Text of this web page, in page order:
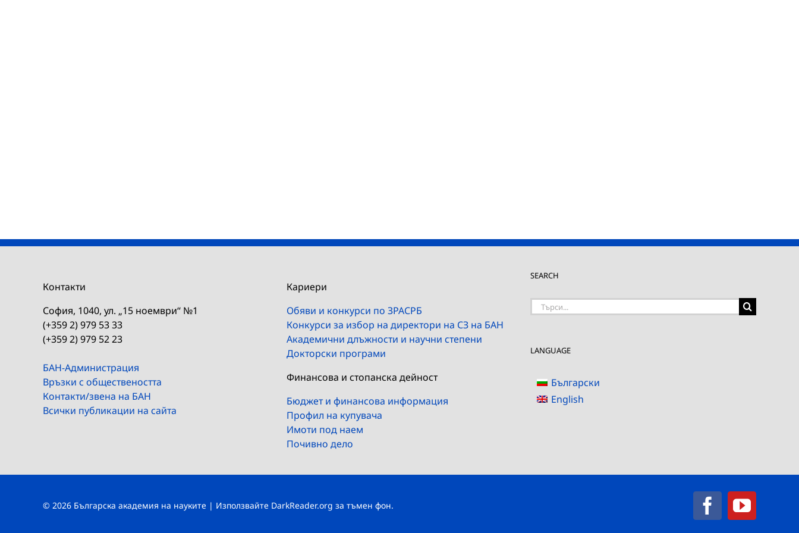
Контакти
София, 1040, ул. „15 ноември“ №1
(+359 2) 979 53 33
(+359 2) 979 52 23
БАН-Администрация
Връзки с обществеността
Контакти/звена на БАН
Всички публикации на сайта
Кариери
Обяви и конкурси по ЗРАСРБ
Конкурси за избор на директори на СЗ на БАН
Академични длъжности и научни степени
Докторски програми
Финансова и стопанска дейност
Бюджет и финансова информация
Профил на купувача
Имоти под наем
Почивно дело
SEARCH
Търсене
LANGUAGE
Български
English
© 2026 Българска академия на науките | Използвайте DarkReader.org за тъмен фон. Facebook